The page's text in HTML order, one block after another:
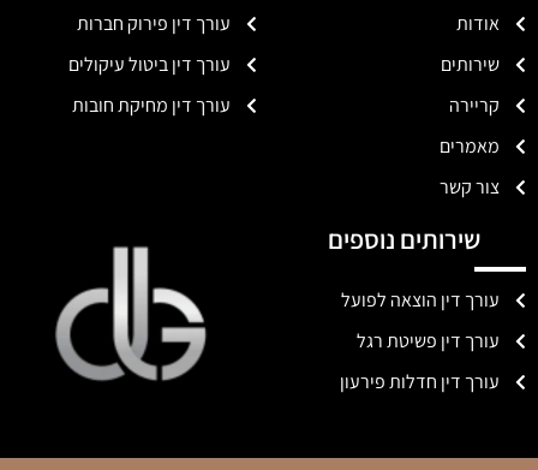
אודות
שירותים
קריירה
מאמרים
צור קשר
עורך דין פירוק חברות
עורך דין ביטול עיקולים
עורך דין מחיקת חובות
שירותים נוספים
עורך דין הוצאה לפועל
עורך דין פשיטת רגל
עורך דין חדלות פירעון